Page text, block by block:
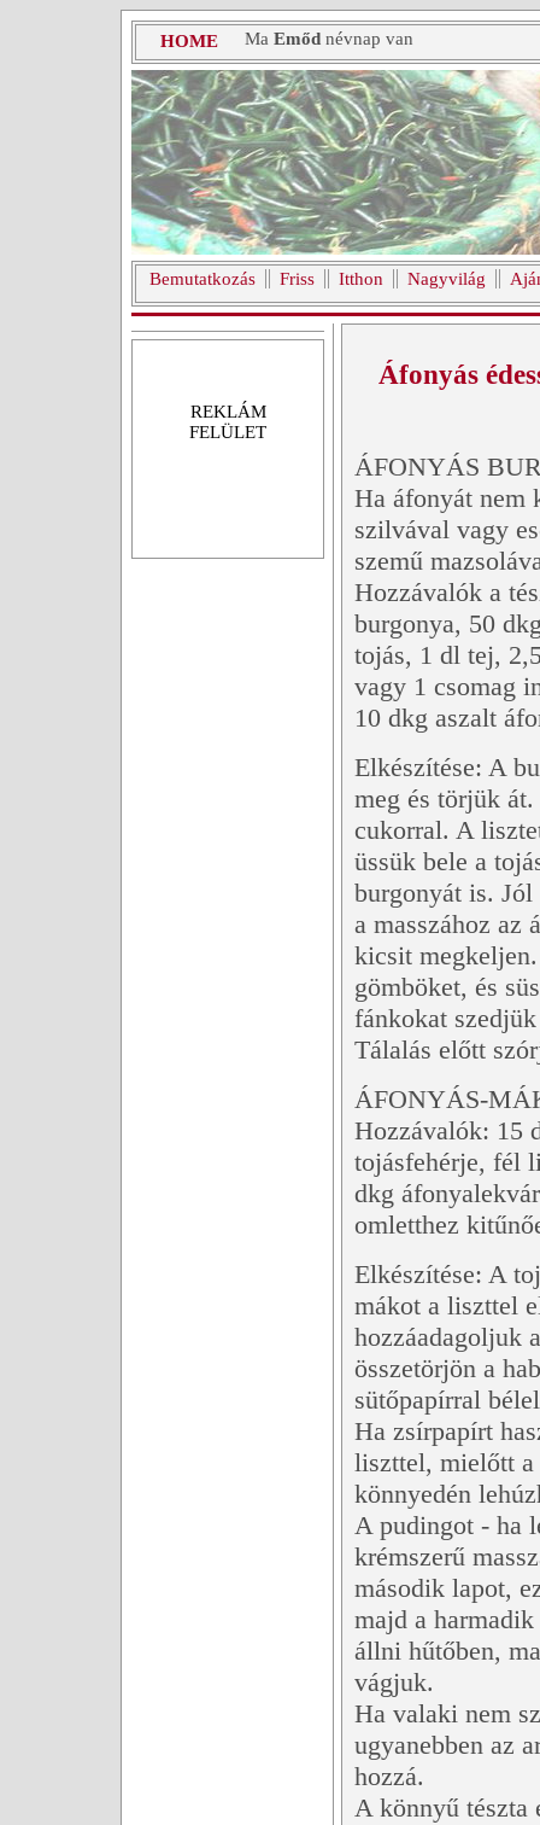
HOME Ma Emőd névnap van
Bemutatkozás Friss Itthon Nagyvilág
REKLÁM
FELÜLET
Áfonyás
ÁFONYÁS
Ha áfonyát nem
szilvával vagy
szemű
Hozzávalók a
burgonya, 50
tojás, 1 dl tej,
vagy 1 csomag
10 dkg aszalt
Elkészítése: A
meg és törjük
cukorral. A
üssük bele a
burgonyát is. Jól
a masszához az
kicsit
gömböket, és
fánkokat
Tálalás előtt
ÁFONYÁS-
Hozzávalók: 15
tojásfehérje, fél
dkg
omletthez
Elkészítése: A
mákot a liszttel
hozzáadagoljuk
összetörjön a
sütőpapírral
Ha zsírpapírt
liszttel, mielőtt
könnyedén
A pudingot - ha
krémszerű
második lapot,
majd a
állni hűtőben,
vágjuk.
Ha valaki nem
ugyanebben az
hozzá.
A könnyű tészta